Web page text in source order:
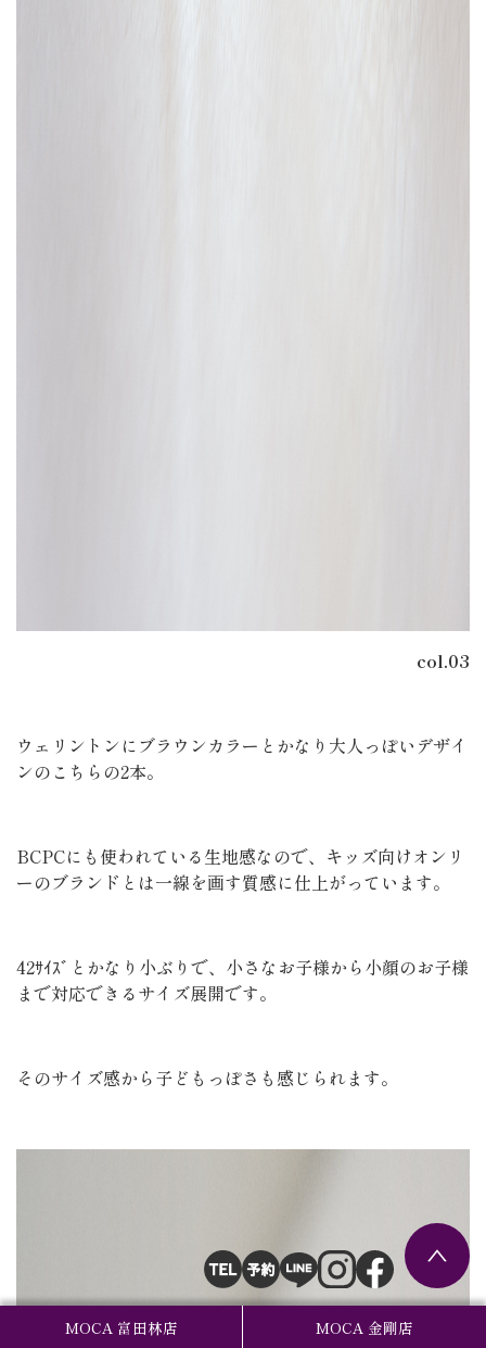
MOCA 富田林店 MOCA 金剛店
col.03
ウェリントンにブラウンカラーとかなり大人っぽいデザイ
ンのこちらの2本。
BCPCにも使われている生地感なので、キッズ向けオンリ
ーのブランドとは一線を画す質感に仕上がっています。
42ｻｲｽﾞとかなり小ぶりで、小さなお子様から小顔のお子様
まで対応できるサイズ展開です。
そのサイズ感から子どもっぽさも感じられます。